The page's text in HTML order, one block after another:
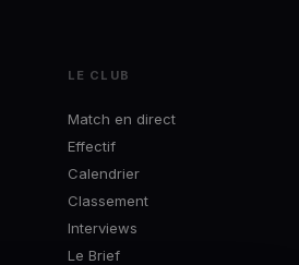
LE CLUB
Match en direct
Effectif
Calendrier
Classement
Interviews
Le Brief